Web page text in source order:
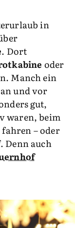
in
. Dort
oder
Manch ein
an und vor
gut,
waren, beim
– oder
Denn auch